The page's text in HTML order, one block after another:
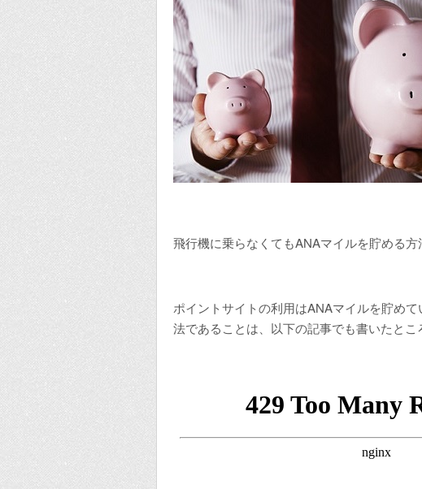
飛行機に乗らなくてもANAマイルを貯める
ポイントサイトの利用はANAマイルを貯め
法であることは、以下の記事でも書いたとこ